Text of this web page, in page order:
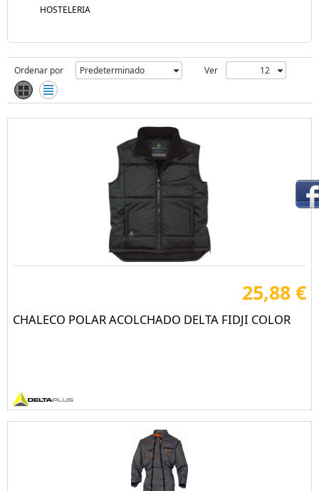
HOSTELERIA
Ordenar por Ver
25,88 €
CHALECO POLAR ACOLCHADO DELTA FIDJI COLOR